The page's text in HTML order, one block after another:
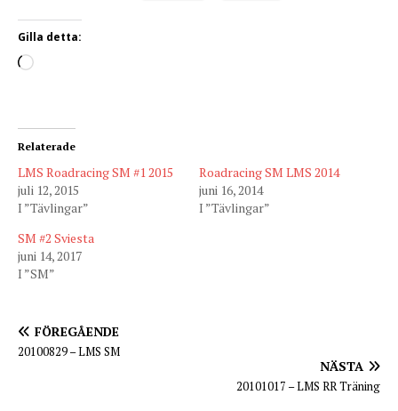
Gilla detta:
Relaterade
LMS Roadracing SM #1 2015
juli 12, 2015
I ”Tävlingar”
Roadracing SM LMS 2014
juni 16, 2014
I ”Tävlingar”
SM #2 Sviesta
juni 14, 2017
I ”SM”
FÖREGÅENDE
20100829 – LMS SM
NÄSTA
20101017 – LMS RR Träning